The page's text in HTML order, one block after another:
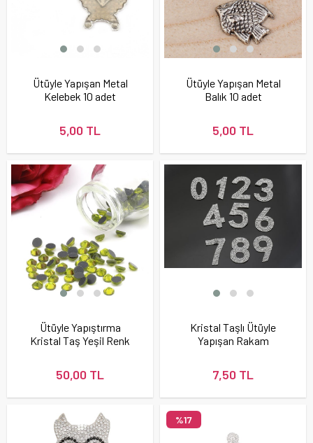
Ütüyle Yapışan Metal
Kelebek 10 adet
5,00 TL
Ütüyle Yapışan Metal
Balık 10 adet
5,00 TL
Ütüyle Yapıştırma
Kristal Taş Yeşil Renk
50,00 TL
Kristal Taşlı Ütüyle
Yapışan Rakam
7,50 TL
%17